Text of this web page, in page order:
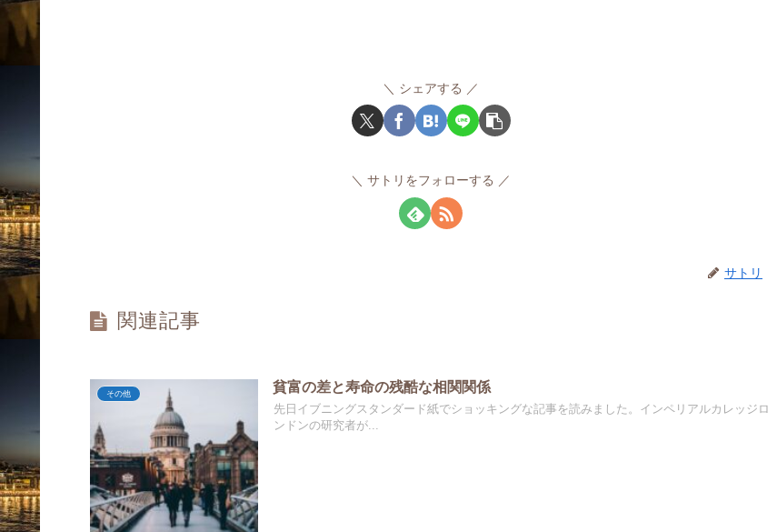
シェアする
サトリをフォローする
サトリ
関連記事
その他 貧富の差と寿命の残酷な相関関係
先日イブニングスタンダード紙でショッキングな記事を読みました。インペリアルカレッジロ
ンドンの研究者が...